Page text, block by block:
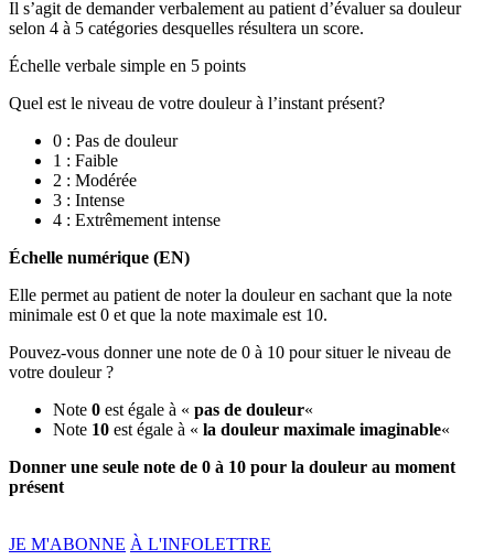
Il s’agit de demander verbalement au patient d’évaluer sa douleur
selon 4 à 5 catégories desquelles résultera un score.
Échelle verbale simple en 5 points
Quel est le niveau de votre douleur à l’instant présent?
0 : Pas de douleur
1 : Faible
2 : Modérée
3 : Intense
4 : Extrêmement intense
Échelle numérique (EN)
Elle permet au patient de noter la douleur en sachant que la note
minimale est 0 et que la note maximale est 10.
Pouvez-vous donner une note de 0 à 10 pour situer le niveau de
votre douleur ?
Note 0 est égale à « pas de douleur«
Note 10 est égale à « la douleur maximale imaginable«
Donner une seule note de 0 à 10 pour la douleur au moment
présent
JE M'ABONNE À L'INFOLETTRE